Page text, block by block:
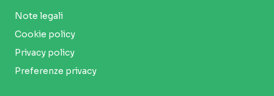
Note legali
Cookie policy
Privacy policy
Preferenze privacy